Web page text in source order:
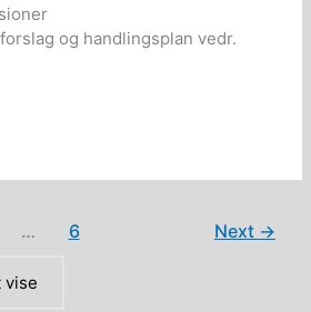
og handlingsplan vedr.
… 6 Next →
vise